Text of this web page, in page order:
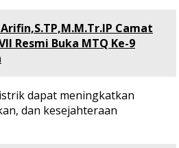
Camat
Resmi Buka MTQ Ke-9
dapat meningkatkan
dan kesejahteraan